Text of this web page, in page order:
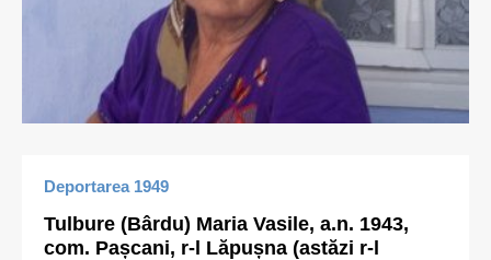
Deportarea 1949
Tulbure (Bârdu) Maria Vasile, a.n. 1943,
com. Pașcani, r-l Lăpușna (astăzi r-l